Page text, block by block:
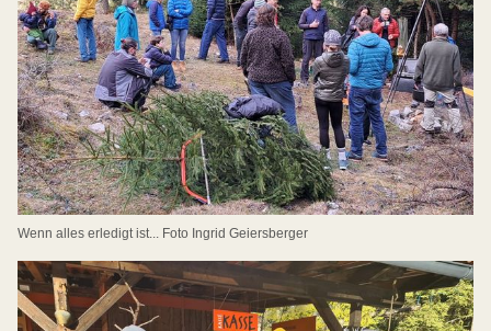
Wenn alles erledigt ist... Foto Ingrid Geiersberger